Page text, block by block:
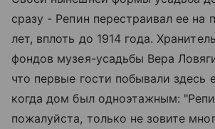
сразу - Репин перестраивал ее на
лет, вплоть до 1914 года.
фондов музея-усадьбы Вера
что первые гости побывали здесь
когда дом был одноэтажным:
пожалуйста, только не зовите